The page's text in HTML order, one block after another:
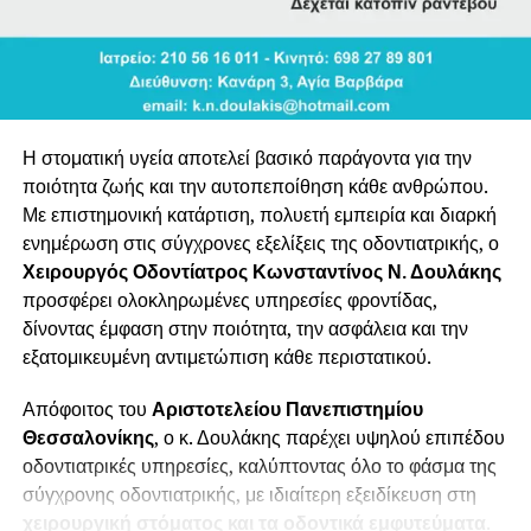
Η στοματική υγεία αποτελεί βασικό παράγοντα για την
ποιότητα ζωής και την αυτοπεποίθηση κάθε ανθρώπου.
Με επιστημονική κατάρτιση, πολυετή εμπειρία και διαρκή
ενημέρωση στις σύγχρονες εξελίξεις της οδοντιατρικής, ο
Χειρουργός Οδοντίατρος Κωνσταντίνος Ν. Δουλάκης
προσφέρει ολοκληρωμένες υπηρεσίες φροντίδας,
δίνοντας έμφαση στην ποιότητα, την ασφάλεια και την
εξατομικευμένη αντιμετώπιση κάθε περιστατικού.
Απόφοιτος του Αριστοτελείου Πανεπιστημίου
Θεσσαλονίκης, ο κ. Δουλάκης παρέχει υψηλού επιπέδου
οδοντιατρικές υπηρεσίες, καλύπτοντας όλο το φάσμα της
σύγχρονης οδοντιατρικής, με ιδιαίτερη εξειδίκευση στη
χειρουργική στόματος και τα οδοντικά εμφυτεύματα